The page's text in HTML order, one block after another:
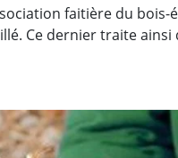
faitière du bois-
Ce dernier traite